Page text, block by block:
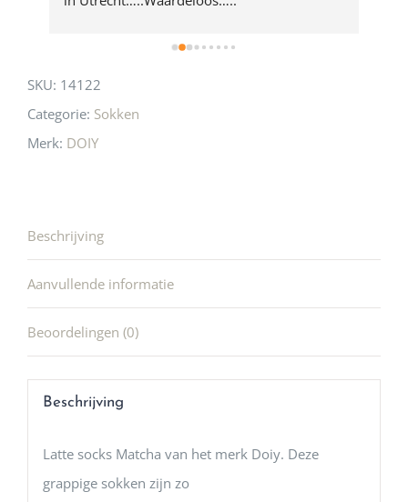
SKU: 14122
Categorie: Sokken
Merk: DOIY
Beschrijving
Aanvullende informatie
Beoordelingen (0)
Beschrijving
Latte socks Matcha van het merk Doiy. Deze
grappige sokken zijn zo